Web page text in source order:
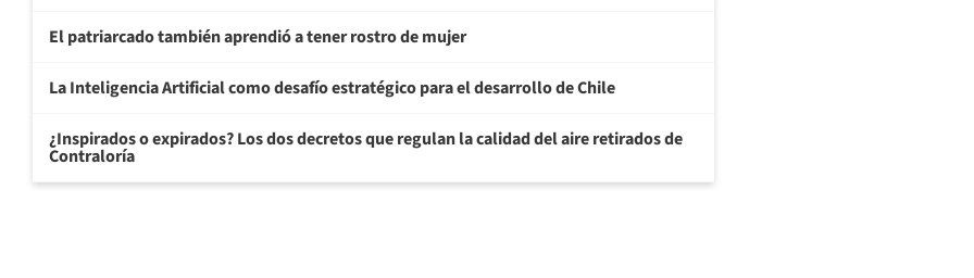
El patriarcado también aprendió a tener rostro de mujer
La Inteligencia Artificial como desafío estratégico para el desarrollo de Chile
¿Inspirados o expirados? Los dos decretos que regulan la calidad del aire retirados de
Contraloría